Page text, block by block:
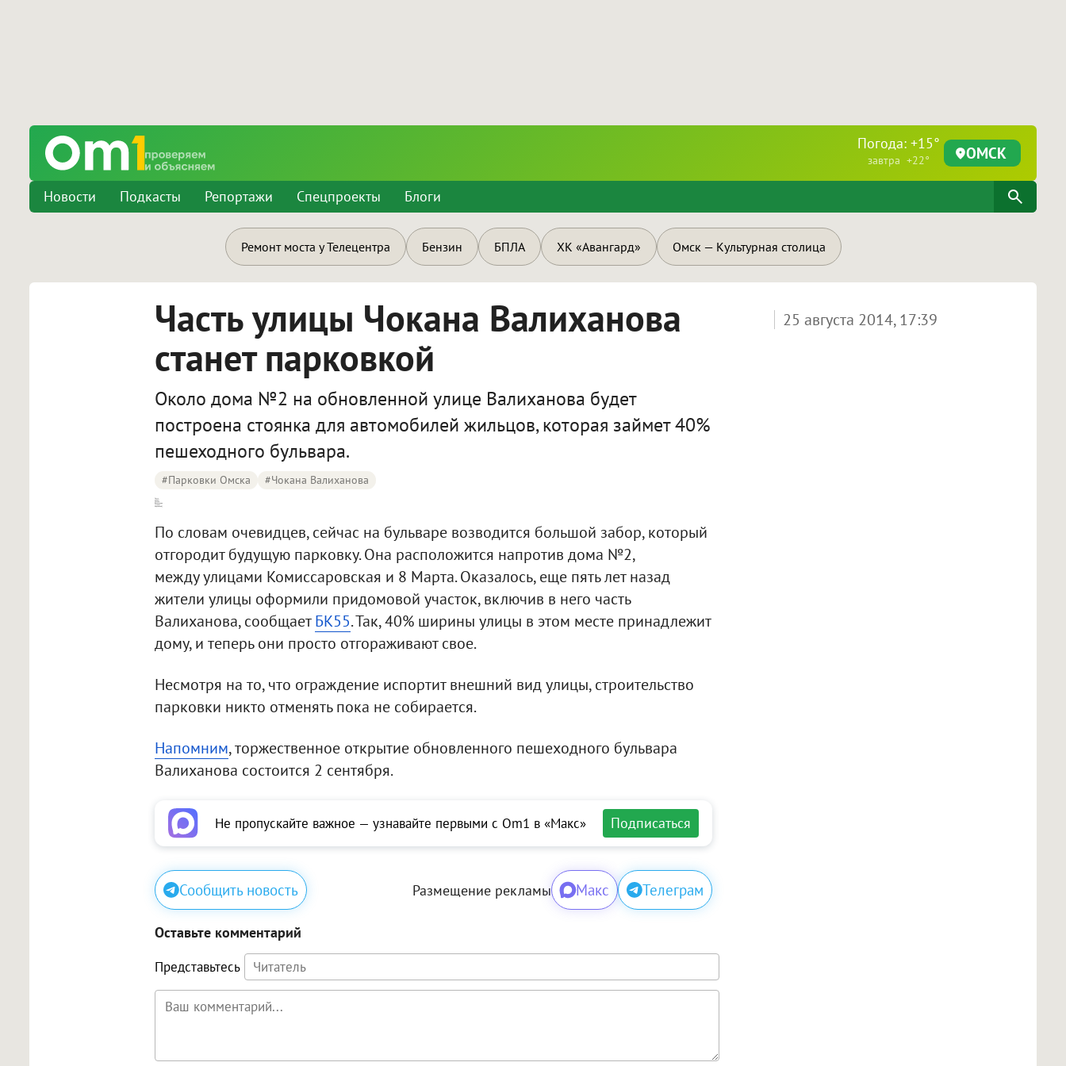
Погода: +15°
завтра +22° ОМСК
Новости Подкасты Репортажи Спецпроекты Блоги
Ремонт моста у Телецентра Бензин БПЛА ХК «Авангард» Омск — Культурная столица
Часть улицы Чокана Валиханова
станет парковкой
Около дома №2 на обновленной улице Валиханова будет
построена стоянка для автомобилей жильцов, которая займет 40%
пешеходного бульвара.
#Парковки Омска #Чокана Валиханова
25 августа 2014, 17:39
По словам очевидцев, сейчас на бульваре возводится большой забор, который
отгородит будущую парковку. Она расположится напротив дома №2,
между улицами Комиссаровская и 8 Марта. Оказалось, еще пять лет назад
жители улицы оформили придомовой участок, включив в него часть
Валиханова, сообщаетБК55. Так, 40% ширины улицы в этом месте принадлежит
дому, и теперь они просто отгораживают свое.
Несмотря на то, что ограждение испортит внешний вид улицы, строительство
парковки никто отменять пока не собирается.
Напомним, торжественное открытие обновленного пешеходного бульвара
Валиханова состоится 2 сентября.
Не пропускайте важное — узнавайте первыми с Om1 в «Макс» Подписаться
Сообщить новость Размещение рекламы Макс Телеграм
Оставьте комментарий
Представьтесь